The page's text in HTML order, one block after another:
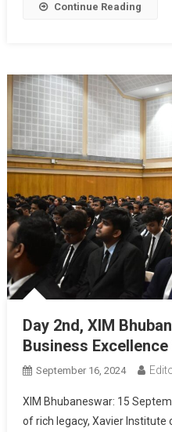
Continue Reading
Day 2nd, XIM
Business
September 16, 2024
XIM Bhubaneswar: 15
of rich legacy, Xavier